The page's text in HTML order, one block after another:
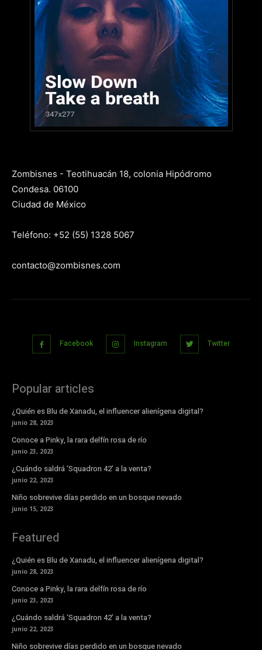
Zombisnes - Teotihuacán 18, colonia Hipódromo
Condesa. 06100
Ciudad de México
Teléfono: +52 (55) 1328 5067
contacto@zombisnes.com
Facebook Instagram Twitter
Popular articles
¿Quién es Blu de Xanadu, el influencer alienígena digital?
junio 28, 2023
Conoce a Pinky, la rara delfín rosa de río
junio 23, 2023
¿Cuándo saldrá ‘Squadron 42’ a la venta?
junio 22, 2023
Niño sobrevive días perdido en un bosque nevado
junio 15, 2023
Featured
¿Quién es Blu de Xanadu, el influencer alienígena digital?
junio 28, 2023
Conoce a Pinky, la rara delfín rosa de río
junio 23, 2023
¿Cuándo saldrá ‘Squadron 42’ a la venta?
junio 22, 2023
Niño sobrevive días perdido en un bosque nevado